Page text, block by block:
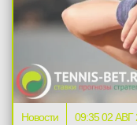
Новости 09:35 02 АВГ